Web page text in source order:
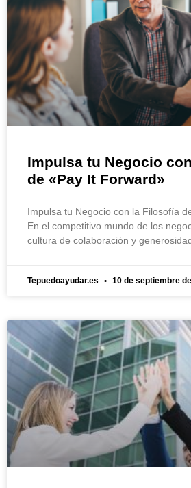
Impulsa tu Negocio
de «Pay It Forward»
Impulsa tu Negocio con la Filosofía
En el competitivo mundo de los
cultura de colaboración y
Tepuedoayudar.es 10 de septiembre